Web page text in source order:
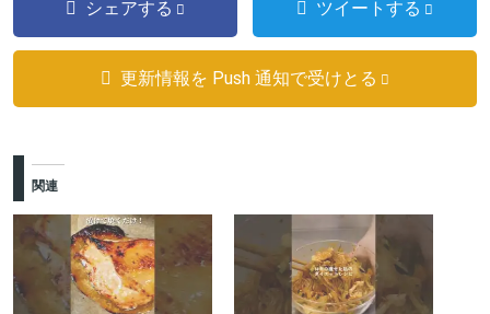
シェアする ツイートする
更新情報を Push 通知で受けとる
関連